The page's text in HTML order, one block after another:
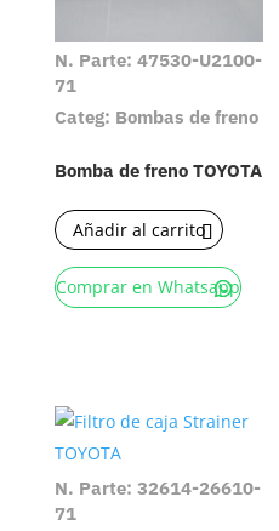
N. Parte: 47530-U2100-
71
Categ: Bombas de freno
Bomba de freno TOYOTA
Añadir al carrito
Comprar en Whatsapp
N. Parte: 32614-26610-
71